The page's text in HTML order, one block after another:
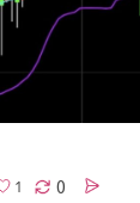
0